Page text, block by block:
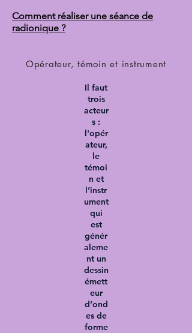
Comment réaliser une séance de
radionique ?
Opérateur, témoin et instrument
Il faut
trois
acteur
s :
l'opér
ateur,
le
témoi
n et
l’instr
ument
qui
est
génér
aleme
nt un
dessin
émett
eur
d’ond
es de
forme